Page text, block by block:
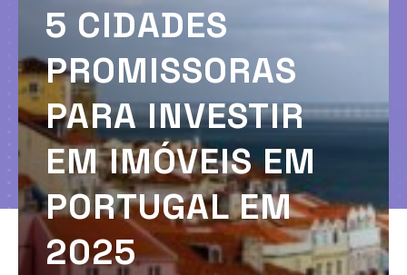
5 CIDADES
PROMISSORAS
PARA INVESTIR
EM IMÓVEIS EM
PORTUGAL EM
2025